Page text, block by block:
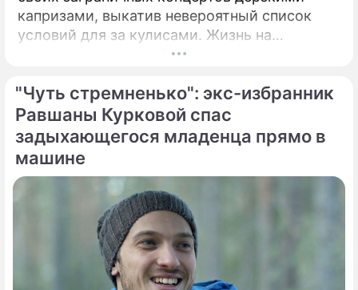
не осталось
капризами, выкатив невероятный список
условий для за кулисами. Жизнь на
чужбине, похоже, заставила беглого
взглянуть на привычные вещи и вспомнить о
своих истоках.
"Чуть стремненько": экс-избранник
Равшаны Курковой спас
задыхающегося младенца прямо в
машине